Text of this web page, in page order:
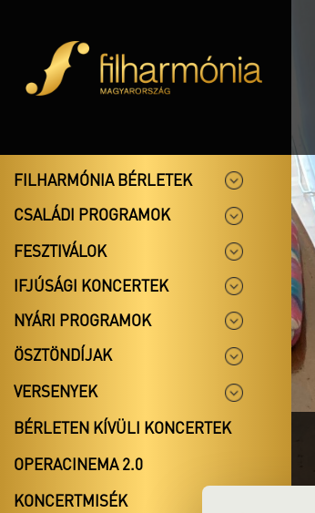
FILHARMÓNIA BÉRLETEK
CSALÁDI PROGRAMOK
FESZTIVÁLOK
IFJÚSÁGI KONCERTEK
NYÁRI PROGRAMOK
ÖSZTÖNDÍJAK
VERSENYEK
BÉRLETEN KÍVÜLI KONCERTEK
OPERACINEMA 2.0
KONCERTMISÉK